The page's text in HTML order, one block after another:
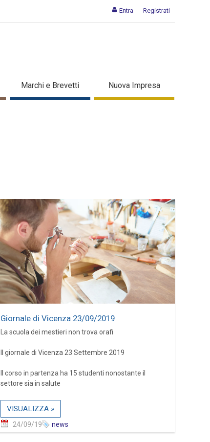
Entra Registrati
Marchi e Brevetti Nuova Impresa
Giornale di Vicenza 23/09/2019
La scuola dei mestieri non trova orafi
Il giornale di Vicenza 23 Settembre 2019
Il corso in partenza ha 15 studenti nonostante il
settore sia in salute
VISUALIZZA »
24/09/19 news